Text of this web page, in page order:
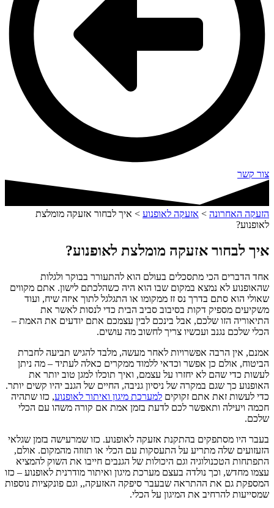
צור קשר
הזעקה האחרונה > אזעקה לאופנוע > איך לבחור אזעקה מומלצת
לאופנוע?
איך לבחור אזעקה מומלצת לאופנוע?
אחד הדברים הכי מתסכלים בעולם הוא להתעורר בבוקר ולגלות
שהאופנוע לא נמצא במקום שבו הוא היה כשהלכתם לישון. אתם מקווים
שאולי הוא סתם בדרך נס זז ממקומו או התגלגל לתוך איזה שיח, ועוד
משקיעים מספיק דקות בסיבוב סביב הבית כדי לנסות לאשר את
התיאוריה הזו שלכם, אבל בינכם לבין עצמכם אתם יודעים את האמת –
הכלי שלכם נגנב ועכשיו צריך לחשוב מה עושים.
אמנם, אין הרבה אפשרויות לאחר מעשה, מלבד להגיש תביעה לחברת
הביטוח, אולם כן אפשר וכדאי ללמוד ממקרים כאלה לעתיד – מה ניתן
לעשות כדי שהם לא יחזרו על עצמם, ואיך תוכלו למגן טוב יותר את
האופנוע כך שגם במקרה של ניסיון גניבה, החיים של הגנב יהיו קשים יותר.
כדי לעשות זאת אתם זקוקים למערכת מיגון ואיתור לאופנוע, כזו שתהיה
חכמה ויעילה ותאפשר לכם לדעת בזמן אמת אם קורה משהו עם הכלי
שלכם.
בעבר היו מסתפקים בהתקנת אזעקה לאופנוע. כזו שמרעישה בזמן שגלאי
הזעזועים שלה מתריע על התעסקות עם הכלי או תזוזה מהמקום. אולם,
התפתחות הטכנולוגיה וגם היכולות של הגנבים חייבו את השוק להמציא
עצמו מחדש, וכך נולדה בעצם מערכת מיגון ואיתור מודרנית לאופנוע – כזו
המספקת גם את ההתראה שבעבר סיפקה האזעקה,, וגם פונקציות נוספות
שמסייעות להרחיב את המיגון על הכלי.